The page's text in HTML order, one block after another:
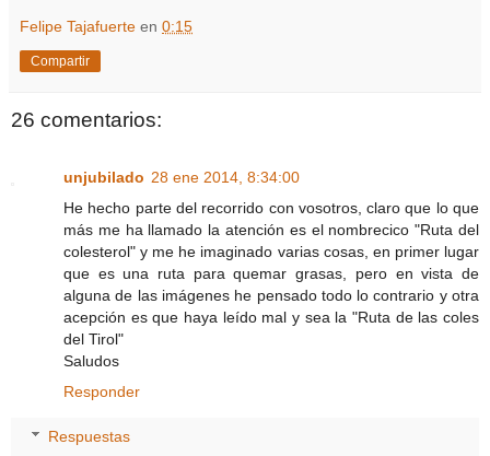
Felipe Tajafuerte en 0:15
Compartir
26 comentarios:
unjubilado 28 ene 2014, 8:34:00
He hecho parte del recorrido con vosotros, claro que lo que
más me ha llamado la atención es el nombrecico "Ruta del
colesterol" y me he imaginado varias cosas, en primer lugar
que es una ruta para quemar grasas, pero en vista de
alguna de las imágenes he pensado todo lo contrario y otra
acepción es que haya leído mal y sea la "Ruta de las coles
del Tirol"
Saludos
Responder
Respuestas